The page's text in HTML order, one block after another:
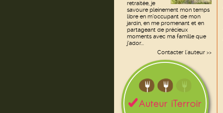
retraitée, je
savoure pleinement mon temps
libre en m’occupant de mon
jardin, en me promenant et en
partageant de précieux
moments avec ma famille que
j’ador...
Contacter l'auteur >>